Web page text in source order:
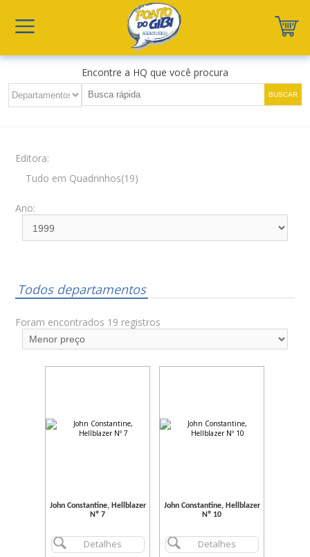
Encontre a HQ que você procura
Editora:
Tudo em Quadrinhos(19)
Ano:
Todos departamentos
Foram encontrados 19 registros
John Constantine, Hellblazer
Nº 7
Detalhes
John Constantine, Hellblazer
Nº 10
Detalhes